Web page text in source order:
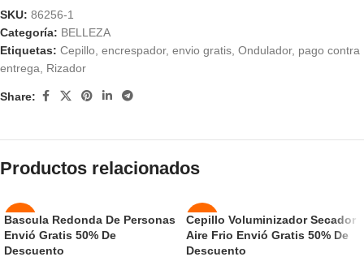
SKU: 86256-1
Categoría: BELLEZA
Etiquetas: Cepillo, encrespador, envio gratis, Ondulador, pago contra
entrega, Rizador
Share:
Productos relacionados
-50%
NUEVO
Bascula Redonda De Personas
Envió Gratis 50% De
Descuento
-50%
NUEVO
Cepillo Voluminizador Secador
Aire Frio Envió Gratis 50% De
Descuento